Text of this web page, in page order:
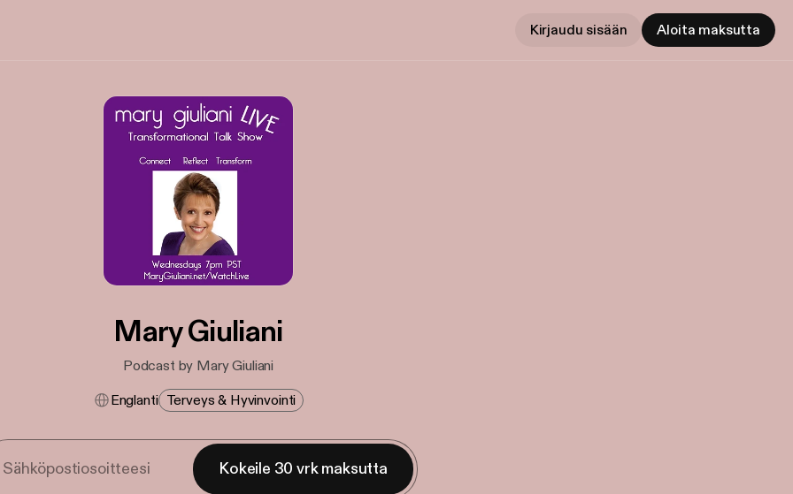
Kirjaudu sisään Aloita maksutta
Mary Giuliani
Podcast by Mary Giuliani
Englanti Terveys & Hyvinvointi
Kokeile 30 vrk maksutta